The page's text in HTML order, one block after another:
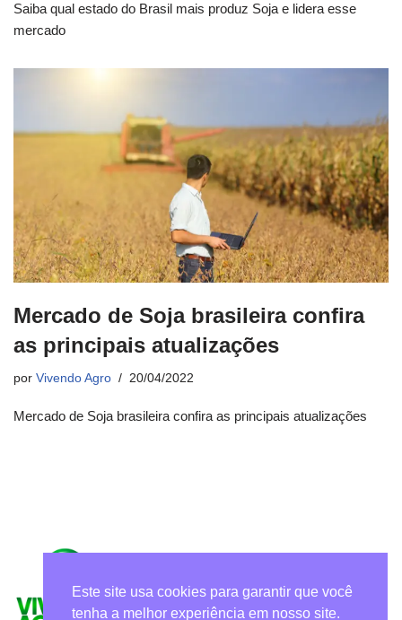
Saiba qual estado do Brasil mais produz Soja e lidera esse
mercado
Mercado de Soja brasileira confira
as principais atualizações
por Vivendo Agro 20/04/2022
Mercado de Soja brasileira confira as principais atualizações
Este site usa cookies para garantir que você
tenha a melhor experiência em nosso site.